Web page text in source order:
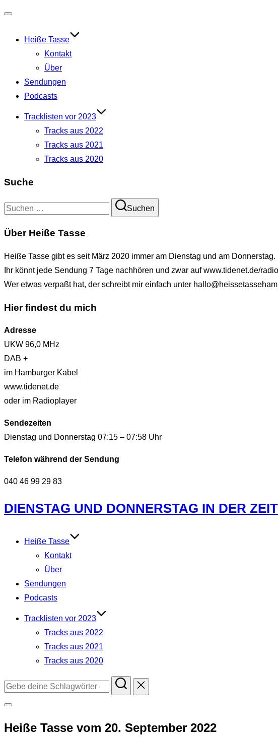
Heiße Tasse
Kontakt
Über
Sendungen
Podcasts
Tracklisten vor 2023
Tracks aus 2022
Tracks aus 2021
Tracks aus 2020
Suche
Suchen
Suchen
Über Heiße Tasse
Heiße Tasse gibt es seit März 2020 immer am Dienstag und am Donnerstag.
Ihr könnt jede Sendung 7 Tage nachhören und zwar auf www.tidenet.de/radio
Wer etwas verpaßt hat, der schreibt mir einfach unter
Hier findest du mich
Adresse
UKW 96,0 MHz
DAB +
im Hamburger Kabel
www.tidenet.de
oder im Radioplayer
Sendezeiten
Dienstag und Donnerstag 07:15 – 07:58 Uhr
Telefon während der Sendung
040 46 99 29 83
Zum
Inhalt
DIENSTAG UND DONNERSTAG IN DER
Heiße Tasse
Kontakt
Über
Sendungen
Podcasts
Tracklisten vor 2023
Tracks aus 2022
Tracks aus 2021
Tracks aus 2020
Suchen
&
Heiße Tasse vom 20. September 2022